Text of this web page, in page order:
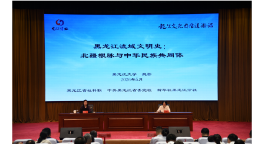
多语种频道
English Español Français
Русский язык 日本語 한국어
Deutsch Português